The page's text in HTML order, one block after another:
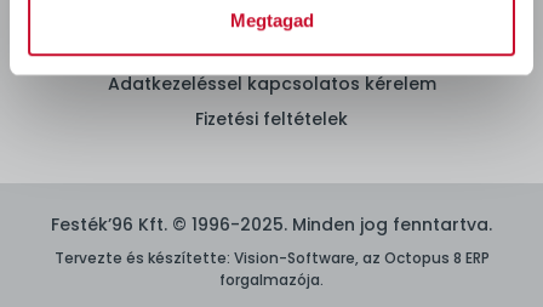
Megtagad
ÁSZF
Adatvédelmi nyilatkozat
Adatkezeléssel kapcsolatos kérelem
Fizetési feltételek
Festék’96 Kft. © 1996-2025. Minden jog fenntartva.
Tervezte és készítette: Vision-Software, az Octopus 8 ERP
forgalmazója.